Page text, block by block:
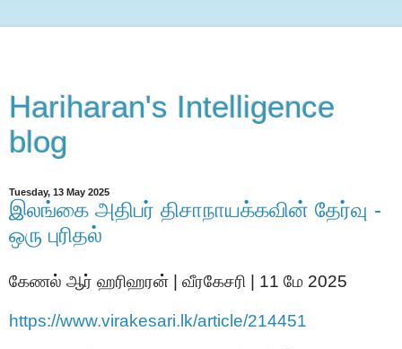
Hariharan's Intelligence
blog
Tuesday, 13 May 2025
இலங்கை அதிபர் திசாநாயக்கவின் தேர்வு -
ஒரு புரிதல்
கேணல் ஆர் ஹரிஹரன் | வீரகேசரி | 11 மே 2025
https://www.virakesari.lk/article/214451